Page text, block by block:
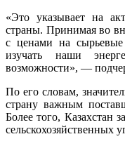
«Это указывает на
страны. Принимая во
с ценами на
изучать наши
возможности», —
По его словам,
страну важным
Более того, Казахстан
сельскохозяйственных